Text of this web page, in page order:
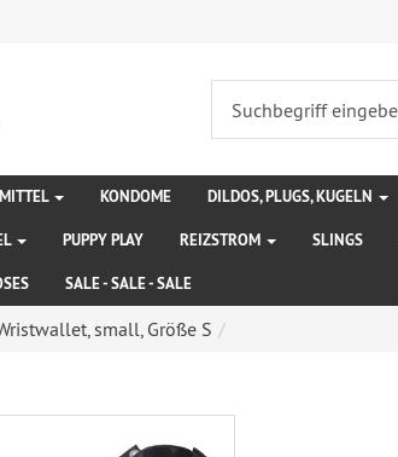
KONDOME DILDOS, PLUGS, KUGELN
PUPPY PLAY REIZSTROM SLINGS
SALE - SALE - SALE
small, Größe S